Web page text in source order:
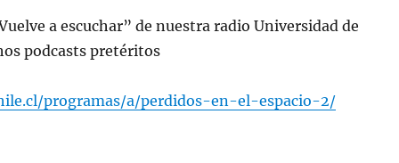
a escuchar” de nuestra radio Universidad de
podcasts pretéritos
programas/a/perdidos-en-el-espacio-2/